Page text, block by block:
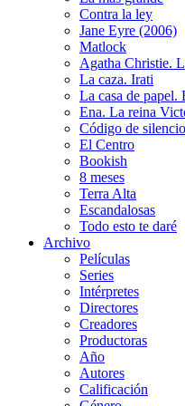
Contra la ley
Jane Eyre (2006)
Matlock
Agatha Christie.
La caza. Irati
La casa de
Ena. La reina
Código de silencio
El Centro
Bookish
8 meses
Terra Alta
Escandalosas
Todo esto te daré
Archivo
Películas
Series
Intérpretes
Directores
Creadores
Productoras
Año
Autores
Calificación